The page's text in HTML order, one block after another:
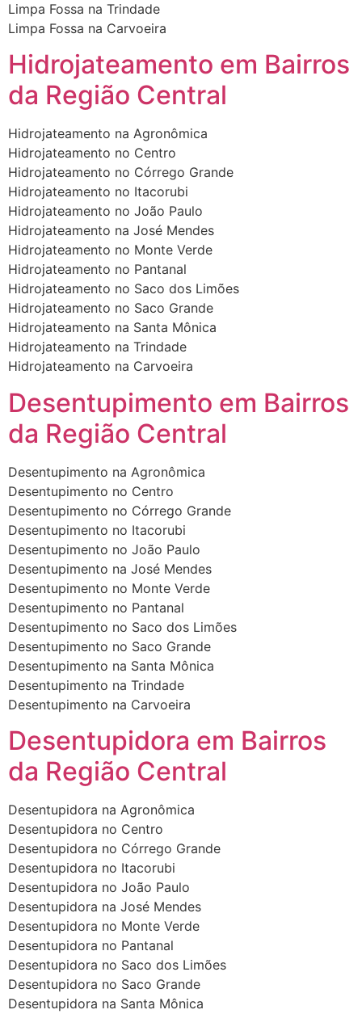
Limpa Fossa na Trindade
Limpa Fossa na Carvoeira
Hidrojateamento em Bairros
da Região Central
Hidrojateamento na Agronômica
Hidrojateamento no Centro
Hidrojateamento no Córrego Grande
Hidrojateamento no Itacorubi
Hidrojateamento no João Paulo
Hidrojateamento na José Mendes
Hidrojateamento no Monte Verde
Hidrojateamento no Pantanal
Hidrojateamento no Saco dos Limões
Hidrojateamento no Saco Grande
Hidrojateamento na Santa Mônica
Hidrojateamento na Trindade
Hidrojateamento na Carvoeira
Desentupimento em Bairros
da Região Central
Desentupimento na Agronômica
Desentupimento no Centro
Desentupimento no Córrego Grande
Desentupimento no Itacorubi
Desentupimento no João Paulo
Desentupimento na José Mendes
Desentupimento no Monte Verde
Desentupimento no Pantanal
Desentupimento no Saco dos Limões
Desentupimento no Saco Grande
Desentupimento na Santa Mônica
Desentupimento na Trindade
Desentupimento na Carvoeira
Desentupidora em Bairros
da Região Central
Desentupidora na Agronômica
Desentupidora no Centro
Desentupidora no Córrego Grande
Desentupidora no Itacorubi
Desentupidora no João Paulo
Desentupidora na José Mendes
Desentupidora no Monte Verde
Desentupidora no Pantanal
Desentupidora no Saco dos Limões
Desentupidora no Saco Grande
Desentupidora na Santa Mônica